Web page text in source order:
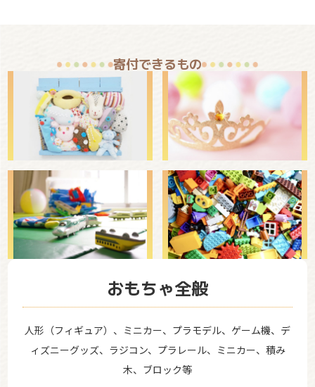
寄付できるもの
おもちゃ全般
人形（フィギュア）、ミニカー、プラモデル、ゲーム機、デ
ィズニーグッズ、ラジコン、プラレール、ミニカー、積み
木、ブロック等